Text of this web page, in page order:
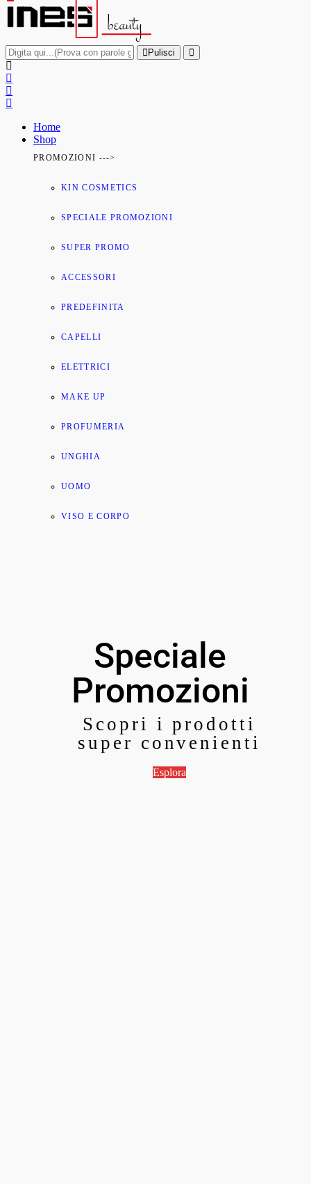
Pulisci
Home
Shop
PROMOZIONI --->
KIN COSMETICS
SPECIALE PROMOZIONI
SUPER PROMO
ACCESSORI
PREDEFINITA
CAPELLI
ELETTRICI
MAKE UP
PROFUMERIA
UNGHIA
UOMO
VISO E CORPO
Speciale
Promozioni
Scopri i prodotti
super convenienti
Esplora